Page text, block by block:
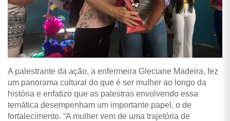
A palestrante da ação, a enfermeira Gleciane Madeira, fez
um panorama cultural do que é ser mulher ao longo da
história e enfatizo que as palestras envolvendo essa
temática desempenham um importante papel, o de
fortalecimento. “A mulher vem de uma trajetória de